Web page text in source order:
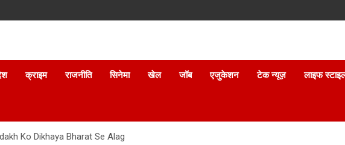
क्राइम राजनीति सिनेमा खेल जॉब एजुकेशन टेक न्यूज़ लाइफ
Ko Dikhaya Bharat Se Alag